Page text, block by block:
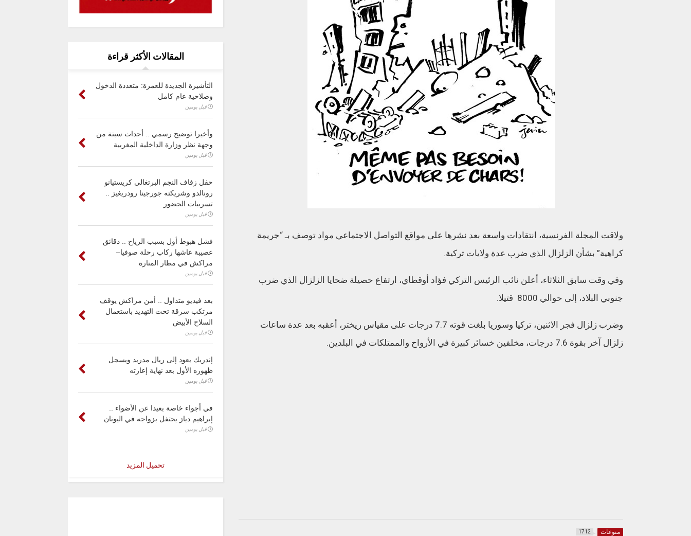
ولاقت المجلة الفرنسية، انتقادات واسعة بعد نشرها على مواقع التواصل الاجتماعي مواد توصف بـ “جريمة
كراهية” بشأن الزلزال الذي ضرب عدة ولايات تركية.
وفي وقت سابق الثلاثاء، أعلن نائب الرئيس التركي فؤاد أوقطاي، ارتفاع حصيلة ضحايا الزلزال الذي ضرب
جنوبي البلاد، إلى حوالي 8000 قتيلا.
وضرب زلزال فجر الاثنين، تركيا وسوريا بلغت قوته 7.7 درجات على مقياس ريختر، أعقبه بعد عدة ساعات
زلزال آخر بقوة 7.6 درجات، مخلفين خسائر كبيرة في الأرواح والممتلكات في البلدين.
منوعات 1712
المقالات الأكثر قراءة
التأشيرة الجديدة للعمرة: متعددة الدخول
وصلاحية عام كامل
قبل يومين
وأخيرا توضيح رسمي .. أحداث سبتة من
وجهة نظر وزارة الداخلية المغربية
قبل يومين
حفل زفاف النجم البرتغالي كريستيانو
رونالدو وشريكته جورجينا رودريغيز ..
تسريبات الحضور
قبل يومين
فشل هبوط أول بسبب الرياح .. دقائق
عصيبة عاشها ركاب رحلة صوفيا–
مراكش في مطار المنارة
قبل يومين
بعد فيديو متداول .. أمن مراكش يوقف
مرتكب سرقة تحت التهديد باستعمال
السلاح الأبيض
قبل يومين
إندريك يعود إلى ريال مدريد ويسجل
ظهوره الأول بعد نهاية إعارته
قبل يومين
في أجواء خاصة بعيدا عن الأضواء ..
إبراهيم دياز يحتفل بزواجه في اليونان
قبل يومين
تحميل المزيد